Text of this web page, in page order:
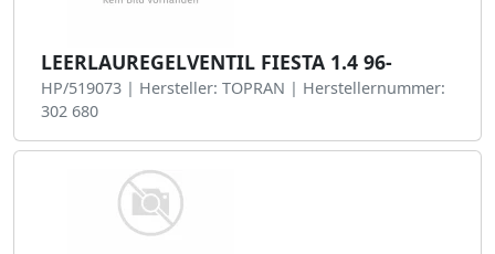
LEERLAUREGELVENTIL FIESTA 1.4 96-
HP/519073 | Hersteller: TOPRAN | Herstellernummer:
302 680